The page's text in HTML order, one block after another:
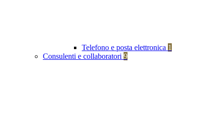
Telefono e posta elettronica 1
Consulenti e collaboratori 9